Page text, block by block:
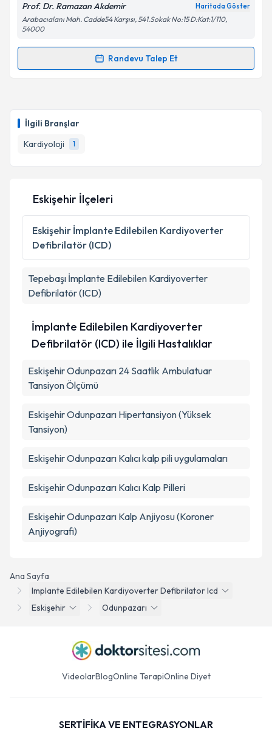
İlgili Branşlar
Kardiyoloji
1
Kişisel verilerimin işlenmesine ilişkin
Aydınlatma
Metni'ni okudum ve kişisel verilerimin belirtilen
Takvim Talebini Gönder
Prof. Dr. Ramazan Akdemir Haritada Göster
Arabacıalanı Mah. Cadde54 Karşısı, 541.Sokak No:15 D:Kat:1/110,
54000
Randevu Talep Et
Randevu Takvimi Talebi
için bir takvim hazırlandığında e-posta ile
bilgilendireceğiz.
E-posta Adresiniz
Kişisel verilerimin işlenmesine ilişkin
Aydınlatma
Metni'ni okudum ve kişisel verilerimin belirtilen
kapsamda işlenmesini kabul ediyorum.
Takvim Talebini Gönder
Ana Sayfa
Implante Edilebilen Kardiyoverter Defibrilator Icd
Eskişehir
Odunpazarı
Eskişehir İlçeleri
Eskişehir İmplante Edilebilen Kardiyoverter
Defibrilatör (ICD)
Tepebaşı İmplante Edilebilen Kardiyoverter
Defibrilatör (ICD)
İmplante Edilebilen Kardiyoverter
Defibrilatör (ICD) ile İlgili Hastalıklar
Eskişehir Odunpazarı 24 Saatlik Ambulatuar
Tansiyon Ölçümü
Eskişehir Odunpazarı Hipertansiyon (Yüksek
Tansiyon)
Eskişehir Odunpazarı Kalıcı kalp pili uygulamaları
Eskişehir Odunpazarı Kalıcı Kalp Pilleri
Eskişehir Odunpazarı Kalp Anjiyosu (Koroner
Anjiyografi)
VideolarBlogOnline TerapiOnline Diyet
SERTİFİKA VE ENTEGRASYONLAR